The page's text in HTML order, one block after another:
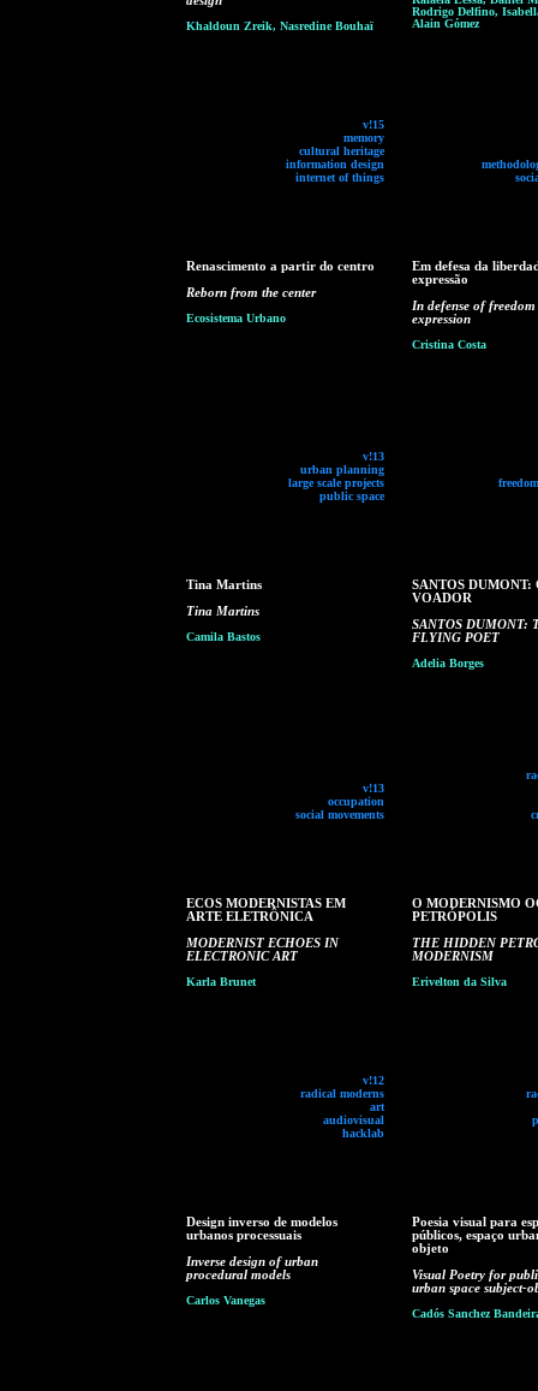
Khaldoun Zreik, Nasredine Bouhaï
v!15
memory
cultural heritage
information design
internet of things
Rodrigo Delfino,
Alain Gómez
Renascimento a partir do centro
Reborn from the center
Ecosistema Urbano
v!13
urban planning
large scale projects
public space
Em defesa da
expressão
In defense of
expression
Cristina Costa
Tina Martins
Tina Martins
Camila Bastos
v!13
occupation
social movements
SANTOS DUMONT:
VOADOR
SANTOS DUMONT:
FLYING POET
Adelia Borges
ECOS MODERNISTAS EM
ARTE ELETRÔNICA
MODERNIST ECHOES IN
ELECTRONIC ART
Karla Brunet
v!12
radical moderns
art
audiovisual
hacklab
O MODERNISMO
PETRÓPOLIS
THE HIDDEN
MODERNISM
Erivelton da Silva
Design inverso de modelos
urbanos processuais
Inverse design of urban
procedural models
Carlos Vanegas
Poesia visual para
públicos, espaço
objeto
Visual Poetry for
urban space subject-
Cadós Sanchez